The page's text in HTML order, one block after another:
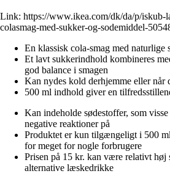
Link: https://www.ikea.com/dk/da/p/iskub-
colasmag-med-sukker-og-sodemiddel-
En klassisk cola-smag med naturlige
Et lavt sukkerindhold kombineres
god balance i smagen
Kan nydes kold derhjemme eller når
500 ml indhold giver en
Kan indeholde sødestoffer, som
negative reaktioner på
Produktet er kun tilgængeligt i 500
for meget for nogle forbrugere
Prisen på 15 kr. kan være relativt høj
alternative læskedrikke